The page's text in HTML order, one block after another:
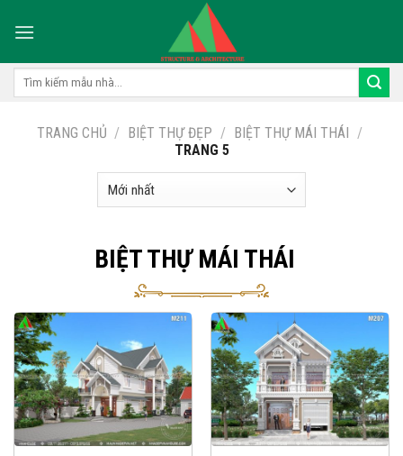
Tìm
TRANG CHỦ / BIỆT THỰ ĐẸP / BIỆT THỰ MÁI THÁI /
TRANG 5
BIỆT THỰ MÁI THÁI